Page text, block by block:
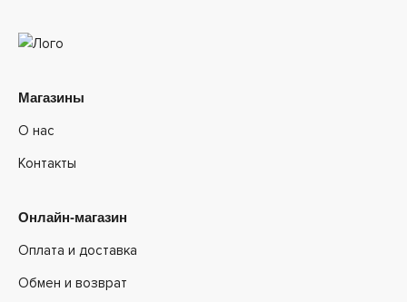
Магазины
О нас
Контакты
Онлайн-магазин
Оплата и доставка
Обмен и возврат